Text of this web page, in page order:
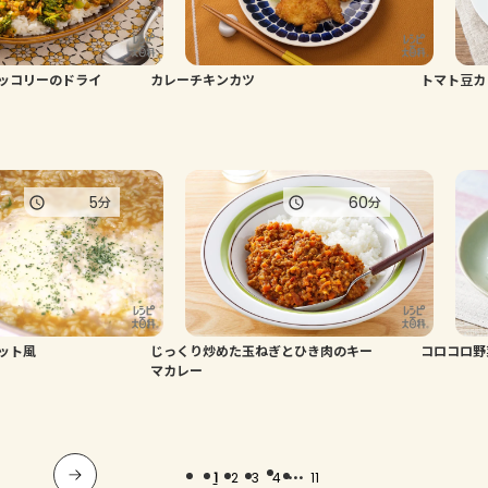
コリーのドライ カレーチキンカツ トマト豆
ト風
5分
じっくり炒めた玉ねぎとひき肉のキー
マカレー
60分
コロコロ
1 2 3 4 ... 11